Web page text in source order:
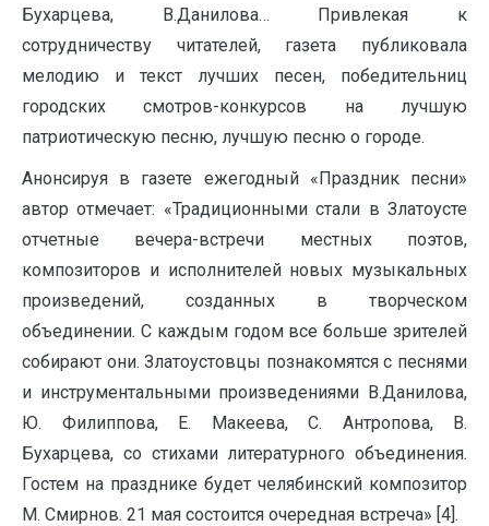
Бухарцева, В.Данилова… Привлекая к
сотрудничеству читателей, газета публиковала
мелодию и текст лучших песен, победительниц
городских смотров-конкурсов на лучшую
патриотическую песню, лучшую песню о городе.
Анонсируя в газете ежегодный «Праздник песни»
автор отмечает: «Традиционными стали в Златоусте
отчетные вечера-встречи местных поэтов,
композиторов и исполнителей новых музыкальных
произведений, созданных в творческом
объединении. С каждым годом все больше зрителей
собирают они. Златоустовцы познакомятся с песнями
и инструментальными произведениями В.Данилова,
Ю. Филиппова, Е. Макеева, С. Антропова, В.
Бухарцева, со стихами литературного объединения.
Гостем на празднике будет челябинский композитор
М. Смирнов. 21 мая состоится очередная встреча» [4].